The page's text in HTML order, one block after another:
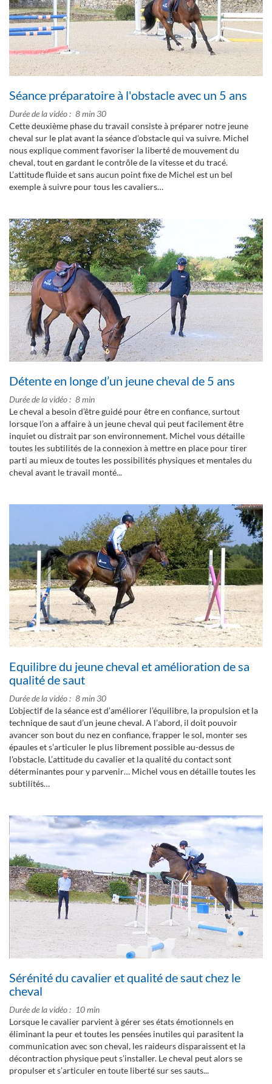
Séance préparatoire à l'obstacle avec un 5 ans
Durée de la vidéo
8 min 30
Cette deuxième phase du travail consiste à préparer notre jeune
cheval sur le plat avant la séance d’obstacle qui va suivre. Michel
nous explique comment favoriser la liberté de mouvement du
cheval, tout en gardant le contrôle de la vitesse et du tracé.
L’attitude fluide et sans aucun point fixe de Michel est un bel
exemple à suivre pour tous les cavaliers…
Détente en longe d’un jeune cheval de 5 ans
Durée de la vidéo
8 min
Le cheval a besoin d’être guidé pour être en confiance, surtout
lorsque l’on a affaire à un jeune cheval qui peut facilement être
inquiet ou distrait par son environnement. Michel vous détaille
toutes les subtilités de la connexion à mettre en place pour tirer
parti au mieux de toutes les possibilités physiques et mentales du
cheval avant le travail monté...
Equilibre du jeune cheval et amélioration de sa
qualité de saut
Durée de la vidéo
8 min 30
L’objectif de la séance est d’améliorer l’équilibre, la propulsion et la
technique de saut d’un jeune cheval. A l’abord, il doit pouvoir
avancer son bout du nez en confiance, frapper le sol, monter ses
épaules et s’articuler le plus librement possible au-dessus de
l'obstacle. L’attitude du cavalier et la qualité du contact sont
déterminantes pour y parvenir… Michel vous en détaille toutes les
subtilités…
Sérénité du cavalier et qualité de saut chez le
cheval
Durée de la vidéo
10 min
Lorsque le cavalier parvient à gérer ses états émotionnels en
éliminant la peur et toutes les pensées inutiles qui parasitent la
communication avec son cheval, les raideurs disparaissent et la
décontraction physique peut s’installer. Le cheval peut alors se
propulser et s’articuler en toute liberté sur ses sauts...